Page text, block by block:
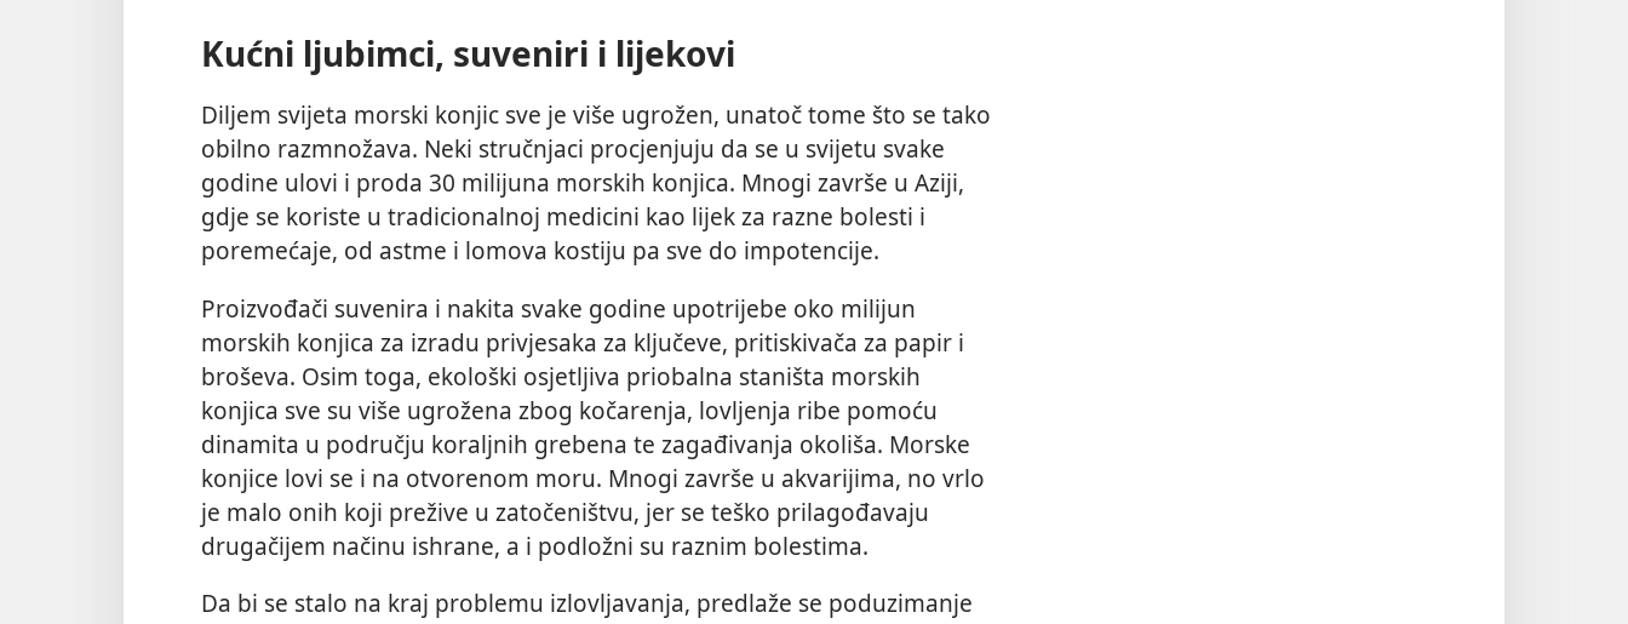
Kućni ljubimci, suveniri i lijekovi
Diljem svijeta morski konjic sve je više ugrožen, unatoč tome što se tako
obilno razmnožava. Neki stručnjaci procjenjuju da se u svijetu svake
godine ulovi i proda 30 milijuna morskih konjica. Mnogi završe u Aziji,
gdje se koriste u tradicionalnoj medicini kao lijek za razne bolesti i
poremećaje, od astme i lomova kostiju pa sve do impotencije.
Proizvođači suvenira i nakita svake godine upotrijebe oko milijun
morskih konjica za izradu privjesaka za ključeve, pritiskivača za papir i
broševa. Osim toga, ekološki osjetljiva priobalna staništa morskih
konjica sve su više ugrožena zbog kočarenja, lovljenja ribe pomoću
dinamita u području koraljnih grebena te zagađivanja okoliša. Morske
konjice lovi se i na otvorenom moru. Mnogi završe u akvarijima, no vrlo
je malo onih koji prežive u zatočeništvu, jer se teško prilagođavaju
drugačijem načinu ishrane, a i podložni su raznim bolestima.
Da bi se stalo na kraj problemu izlovljavanja, predlaže se poduzimanje